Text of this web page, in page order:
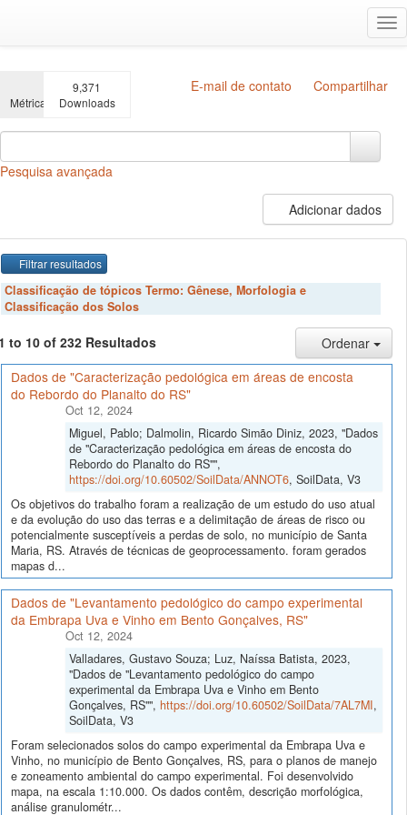
Métricas
9,371
Downloads
E-mail de contato Compartilhar
Pesquisa avançada
Adicionar dados
Filtrar resultados
Classificação de tópicos Termo: Gênese, Morfologia e
Classificação dos Solos
to 10 of 232 Resultados
Ordenar
Dados de "Caracterização pedológica em áreas de encosta
do Rebordo do Planalto do RS"
Oct 12, 2024
Miguel, Pablo; Dalmolin, Ricardo Simão Diniz, 2023, "Dados
de "Caracterização pedológica em áreas de encosta do
Rebordo do Planalto do RS"",
https://doi.org/10.60502/SoilData/ANNOT6, SoilData, V3
Os objetivos do trabalho foram a realização de um estudo do uso atual
e da evolução do uso das terras e a delimitação de áreas de risco ou
potencialmente susceptíveis a perdas de solo, no município de Santa
Maria, RS. Através de técnicas de geoprocessamento. foram gerados
mapas d...
Dados de "Levantamento pedológico do campo experimental
da Embrapa Uva e Vinho em Bento Gonçalves, RS"
Oct 12, 2024
Valladares, Gustavo Souza; Luz, Naíssa Batista, 2023,
"Dados de "Levantamento pedológico do campo
experimental da Embrapa Uva e Vinho em Bento
Gonçalves, RS"", https://doi.org/10.60502/SoilData/7AL7MI,
SoilData, V3
Foram selecionados solos do campo experimental da Embrapa Uva e
Vinho, no município de Bento Gonçalves, RS, para o planos de manejo
e zoneamento ambiental do campo experimental. Foi desenvolvido
mapa, na escala 1:10.000. Os dados contêm, descrição morfológica,
análise granulométr...